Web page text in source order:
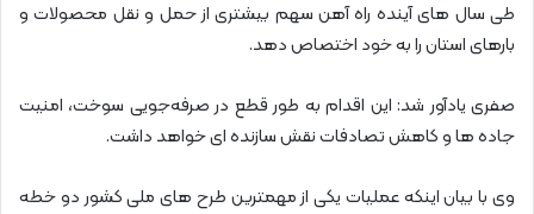
طی سال های آینده راه آهن سهم بیشتری از حمل و نقل محصولات و
بارهای استان را به خود اختصاص دهد.
صفری یادآور شد: این اقدام به طور قطع در صرفه‌جویی سوخت، امنیت
جاده ها و کاهش تصادفات نقش سازنده ای خواهد داشت.
وی با بیان اینکه عملیات یکی از مهمترین طرح های ملی کشور دو خطه